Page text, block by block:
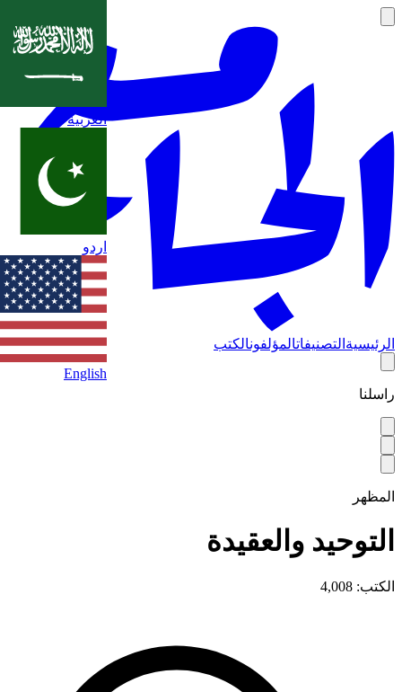
الرئيسية التصنيفاتالمؤلفونالكتب
راسلنا
العربية
اردو
English
المظهر
التوحيد والعقيدة
الكتب: 4,008